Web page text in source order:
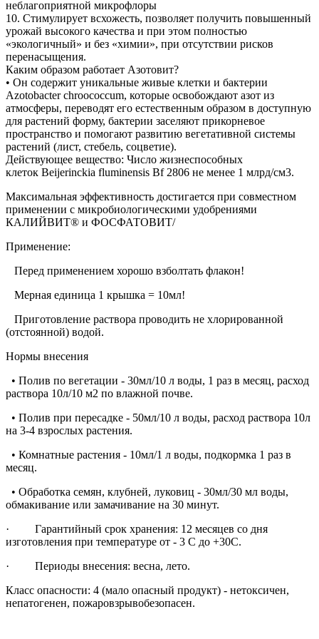
неблагоприятной микрофлоры
10. Стимулирует всхожесть, позволяет получить повышенный
урожай высокого качества и при этом полностью
«экологичный» и без «химии», при отсутствии рисков
перенасыщения.
Каким образом работает Азотовит?
• Он содержит уникальные живые клетки и бактерии
Azotobacter chroococcum, которые освобождают азот из
атмосферы, переводят его естественным образом в доступную
для растений форму, бактерии заселяют прикорневое
пространство и помогают развитию вегетативной системы
растений (лист, стебель, соцветие).
Действующее вещество: Число жизнеспособных
клеток Beijerinckia fluminensis Bf 2806 не менее 1 млрд/см3.
Максимальная эффективность достигается при совместном
применении с микробиологическими удобрениями
КАЛИЙВИТ® и ФОСФАТОВИТ/
Применение:
Перед применением хорошо взболтать флакон!
Мерная единица 1 крышка = 10мл!
Приготовление раствора проводить не хлорированной
(отстоянной) водой.
Нормы внесения
• Полив по вегетации - 30мл/10 л воды, 1 раз в месяц, расход
раствора 10л/10 м2 по влажной почве.
• Полив при пересадке - 50мл/10 л воды, расход раствора 10л
на 3-4 взрослых растения.
• Комнатные растения - 10мл/1 л воды, подкормка 1 раз в
месяц.
• Обработка семян, клубней, луковиц - 30мл/30 мл воды,
обмакивание или замачивание на 30 минут.
· Гарантийный срок хранения: 12 месяцев со дня
изготовления при температуре от - 3 С до +30С.
· Периоды внесения: весна, лето.
Класс опасности: 4 (мало опасный продукт) - нетоксичен,
непатогенен, пожаровзрывобезопасен.